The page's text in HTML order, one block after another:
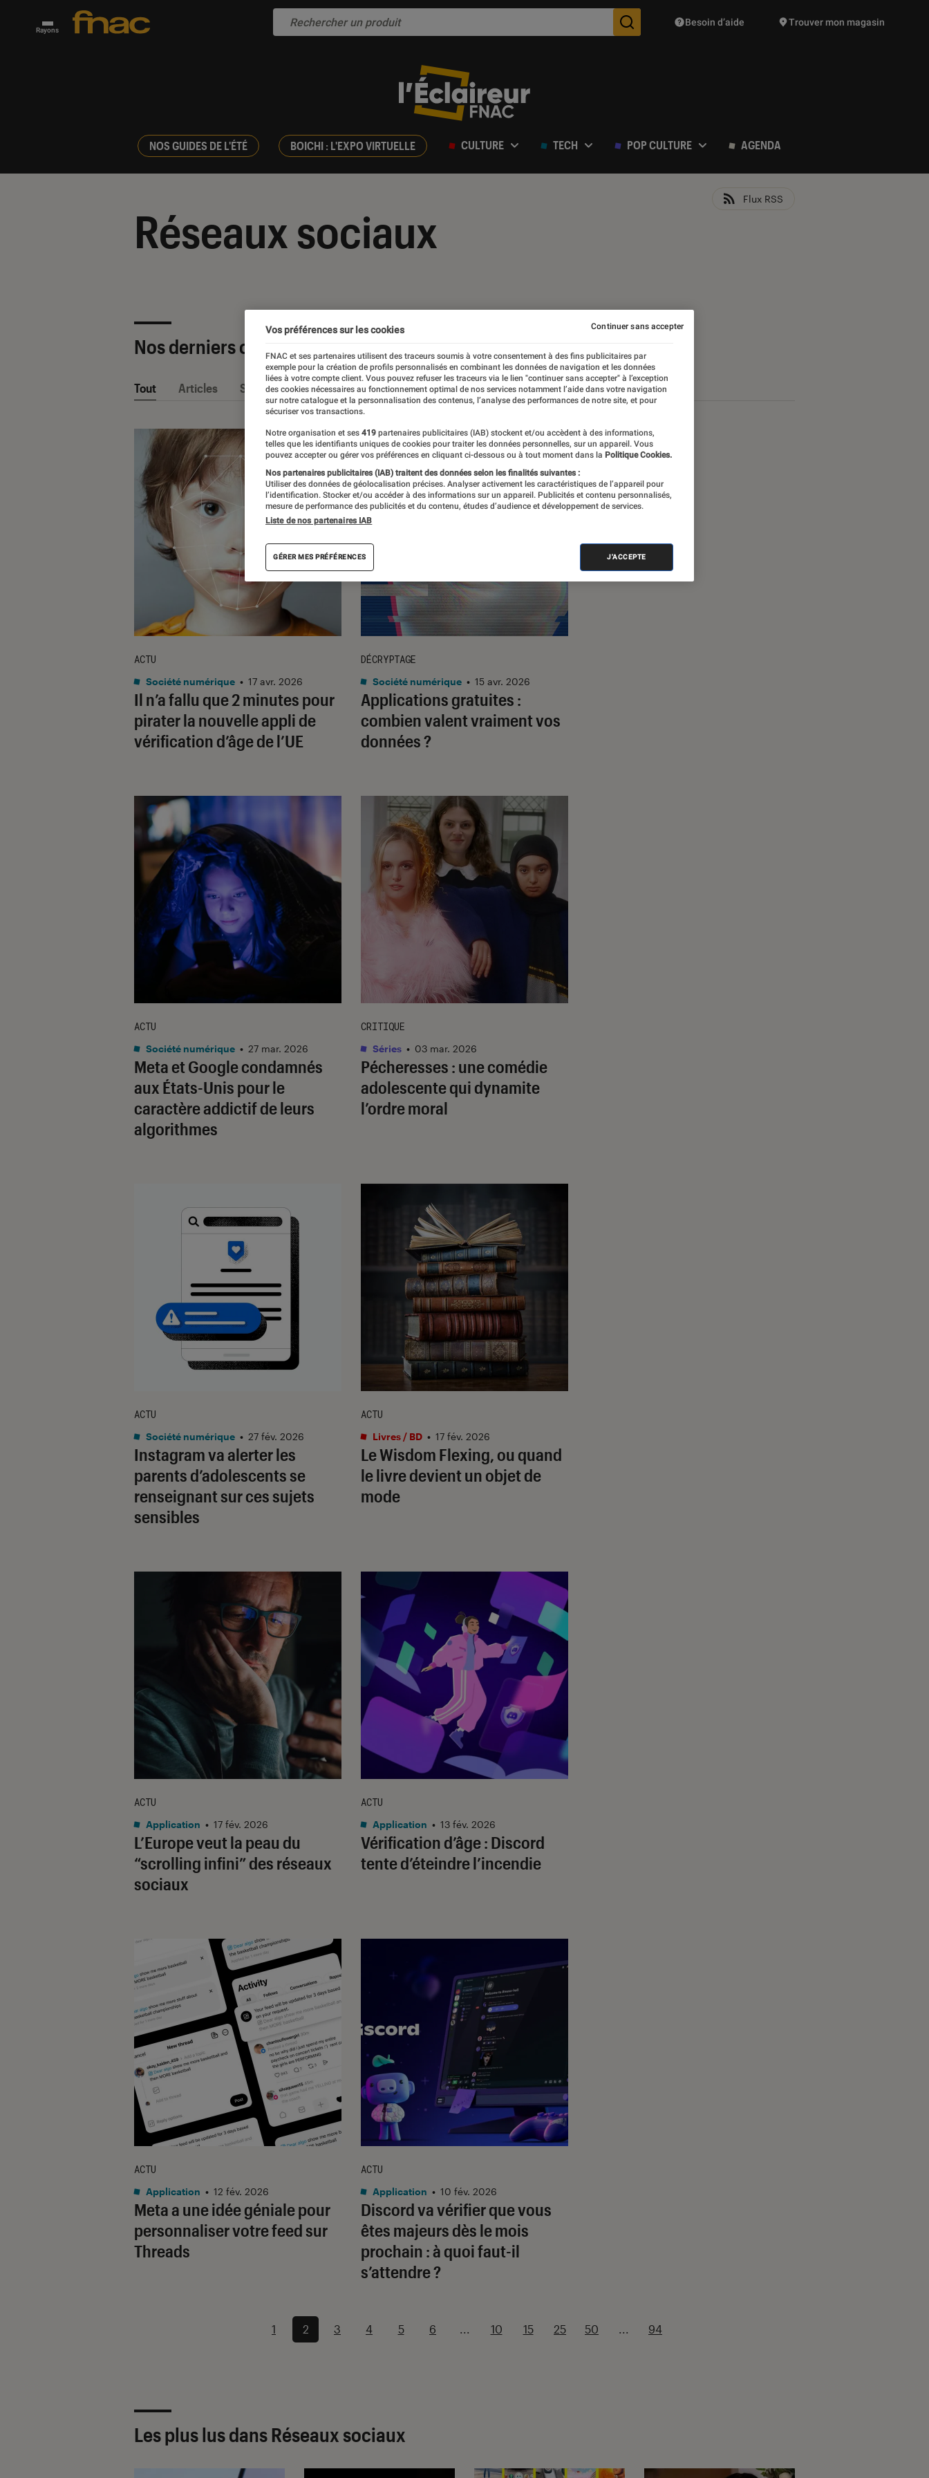
Rayons Des suggestions de produits vont vous être proposées
Besoin d’aide Trouver mon magasin
NOS GUIDES DE L'ÉTÉ BOICHI : L'EXPO VIRTUELLE CULTURE TECH POP CULTURE AGENDA
Réseaux sociaux
Flux RSS
Nos derniers contenus
Tout Articles Sélections et guides
Il n’a fallu que 2 minutes pour
pirater la nouvelle appli de
vérification d’âge de l’UE
ACTU
Société numérique • 17 avr. 2026
Applications gratuites :
combien valent vraiment vos
données ?
DÉCRYPTAGE
Société numérique • 15 avr. 2026
Meta et Google condamnés
aux États-Unis pour le
caractère addictif de leurs
algorithmes
ACTU
Société numérique • 27 mar. 2026
Pécheresses : une comédie
adolescente qui dynamite
l’ordre moral
CRITIQUE
Séries • 03 mar. 2026
Instagram va alerter les
parents d’adolescents se
renseignant sur ces sujets
sensibles
ACTU
Société numérique • 27 fév. 2026
Le Wisdom Flexing, ou quand
le livre devient un objet de
mode
ACTU
Livres / BD • 17 fév. 2026
L’Europe veut la peau du
“scrolling infini” des réseaux
sociaux
ACTU
Application • 17 fév. 2026
Vérification d’âge : Discord
tente d’éteindre l’incendie
ACTU
Application • 13 fév. 2026
Meta a une idée géniale pour
personnaliser votre feed sur
Threads
ACTU
Application • 12 fév. 2026
Discord va vérifier que vous
êtes majeurs dès le mois
prochain : à quoi faut-il
s’attendre ?
ACTU
Application • 10 fév. 2026
1 2 3 4 5 6 ... 10 15 25 50 ... 94
Les plus lus dans Réseaux sociaux
Vos préférences sur les cookies
FNAC et ses partenaires utilisent des traceurs soumis à votre consentement à des fins publicitaires par
exemple pour la création de profils personnalisés en combinant les données de navigation et les données
liées à votre compte client. Vous pouvez refuser les traceurs via le lien "continuer sans accepter" à l’exception
des cookies nécessaires au fonctionnement optimal de nos services notamment l’aide dans votre navigation
sur notre catalogue et la personnalisation des contenus, l’analyse des performances de notre site, et pour
sécuriser vos transactions.
Notre organisation et ses 419 partenaires publicitaires (IAB) stockent et/ou accèdent à des informations,
telles que les identifiants uniques de cookies pour traiter les données personnelles, sur un appareil. Vous
pouvez accepter ou gérer vos préférences en cliquant ci-dessous ou à tout moment dans la Politique Cookies.
Nos partenaires publicitaires (IAB) traitent des données selon les finalités suivantes :
Utiliser des données de géolocalisation précises. Analyser activement les caractéristiques de l’appareil pour
l’identification. Stocker et/ou accéder à des informations sur un appareil. Publicités et contenu personnalisés,
mesure de performance des publicités et du contenu, études d’audience et développement de services.
Liste de nos partenaires IAB
GÉRER MES PRÉFÉRENCES J'ACCEPTE
Continuer sans accepter